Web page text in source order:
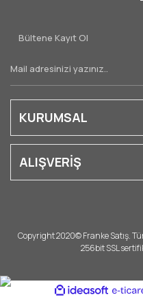
Bültene Kayıt Ol
KURUMSAL
ALIŞVERİŞ
Copyright 2020© Franke Satış.
256bit SSL
ideasoft